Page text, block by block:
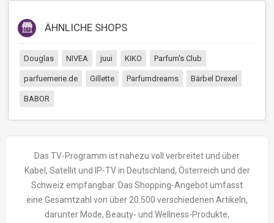
ÄHNLICHE SHOPS
Douglas NIVEA juui KIKO Parfum's Club
parfuemerie.de Gillette Parfumdreams Bärbel Drexel
BABOR
Das TV-Programm ist nahezu voll verbreitet und über
Kabel, Satellit und IP-TV in Deutschland, Österreich und der
Schweiz empfangbar. Das Shopping-Angebot umfasst
eine Gesamtzahl von über 20.500 verschiedenen Artikeln,
darunter Mode, Beauty- und Wellness-Produkte,